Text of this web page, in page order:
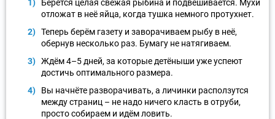
Берётся целая свежая рыбина и подвешивается. Мухи
отложат в неё яйца, когда тушка немного протухнет.
Теперь берём газету и заворачиваем рыбу в неё,
обернув несколько раз. Бумагу не натягиваем.
Ждём 4–5 дней, за которые детёныши уже успеют
достичь оптимального размера.
Вы начнёте разворачивать, а личинки расползутся
между страниц – не надо ничего класть в отруби,
просто собираем и идём ловить.